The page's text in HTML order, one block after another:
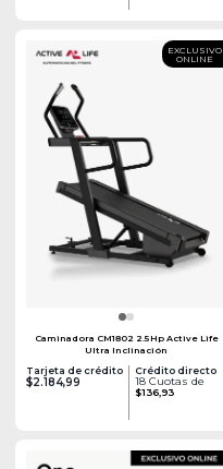
EXCLUSIVO
ONLINE
Caminadora CM1802 2.5Hp Active Life
Ultra Inclinación
Tarjeta de crédito
$2.184,99
Crédito directo
18 Cuotas de
$136,93